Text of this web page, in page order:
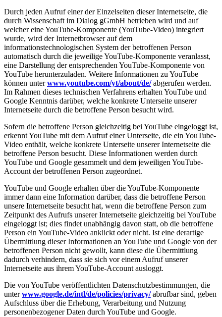
Durch jeden Aufruf einer der Einzelseiten dieser Internetseite, die
durch Wissenschaft im Dialog gGmbH betrieben wird und auf
welcher eine YouTube-Komponente (YouTube-Video) integriert
wurde, wird der Internetbrowser auf dem
informationstechnologischen System der betroffenen Person
automatisch durch die jeweilige YouTube-Komponente veranlasst,
eine Darstellung der entsprechenden YouTube-Komponente von
YouTube herunterzuladen. Weitere Informationen zu YouTube
können unterwww.youtube.com/yt/about/de/abgerufen werden.
Im Rahmen dieses technischen Verfahrens erhalten YouTube und
Google Kenntnis darüber, welche konkrete Unterseite unserer
Internetseite durch die betroffene Person besucht wird.
Sofern die betroffene Person gleichzeitig bei YouTube eingeloggt ist,
erkennt YouTube mit dem Aufruf einer Unterseite, die ein YouTube-
Video enthält, welche konkrete Unterseite unserer Internetseite die
betroffene Person besucht. Diese Informationen werden durch
YouTube und Google gesammelt und dem jeweiligen YouTube-
Account der betroffenen Person zugeordnet.
YouTube und Google erhalten über die YouTube-Komponente
immer dann eine Information darüber, dass die betroffene Person
unsere Internetseite besucht hat, wenn die betroffene Person zum
Zeitpunkt des Aufrufs unserer Internetseite gleichzeitig bei YouTube
eingeloggt ist; dies findet unabhängig davon statt, ob die betroffene
Person ein YouTube-Video anklickt oder nicht. Ist eine derartige
Übermittlung dieser Informationen an YouTube und Google von der
betroffenen Person nicht gewollt, kann diese die Übermittlung
dadurch verhindern, dass sie sich vor einem Aufruf unserer
Internetseite aus ihrem YouTube-Account ausloggt.
Die von YouTube veröffentlichten Datenschutzbestimmungen, die
unterwww.google.de/intl/de/policies/privacy/abrufbar sind, geben
Aufschluss über die Erhebung, Verarbeitung und Nutzung
personenbezogener Daten durch YouTube und Google.